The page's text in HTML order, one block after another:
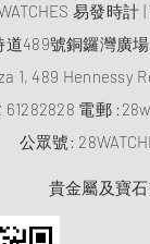
易發時計
489號銅鑼灣廣場
1, 489 Hennessy
61282828 電郵 :
公眾號:
貴金屬及寶